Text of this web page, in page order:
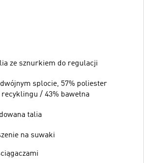
ze sznurkiem do regulacji
splocie, 57% poliester
recyklingu / 43% bawełna
talia
na suwaki